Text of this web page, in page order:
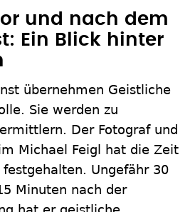
und nach dem
Ein Blick hinter
übernehmen Geistliche
Sie werden zu
Der Fotograf und
Michael Feigl hat die Zeit
festgehalten. Ungefähr 30
Minuten nach der